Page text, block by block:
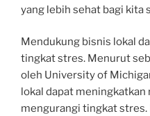
yang lebih sehat bagi kita
Mendukung bisnis lokal
tingkat stres. Menurut
oleh University of
lokal dapat meningkatkan
mengurangi tingkat stres.